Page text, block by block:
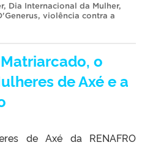
, Dia Internacional da Mulher,
, violência contra a
o
de Axé e a
de Axé da RENAFRO